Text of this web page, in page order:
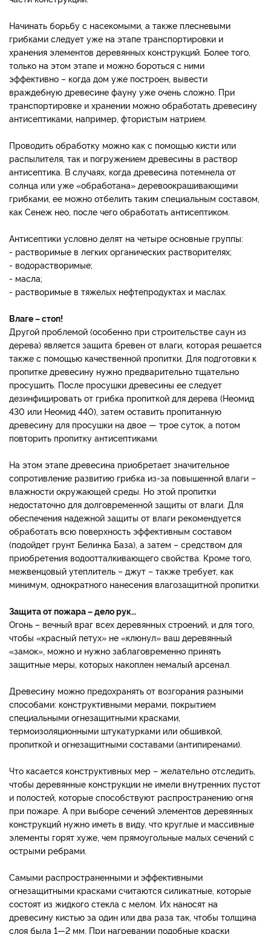
Начинать борьбу с насекомыми, а также плесневыми
грибками следует уже на этапе транспортировки и
хранения элементов деревянных конструкций. Более того,
только на этом этапе и можно бороться с ними
эффективно – когда дом уже построен, вывести
враждебную древесине фауну уже очень сложно. При
транспортировке и хранении можно обработать древесину
антисептиками, например, фтористым натрием.
Проводить обработку можно как с помощью кисти или
распылителя, так и погружением древесины в раствор
антисептика. В случаях, когда древесина потемнела от
солнца или уже «обработана» деревоокрашивающими
грибками, ее можно отбелить таким специальным составом,
как Сенеж нео, после чего обработать антисептиком.
Антисептики условно делят на четыре основные группы:
- растворимые в легких органических растворителях;
- водорастворимые;
- масла;
- растворимые в тяжелых нефтепродуктах и маслах.
Влаге – стоп!
Другой проблемой (особенно при строительстве саун из
дерева) является защита бревен от влаги, которая решается
также с помощью качественной пропитки. Для подготовки к
пропитке древесину нужно предварительно тщательно
просушить. После просушки древесины ее следует
дезинфицировать от грибка пропиткой для дерева (Неомид
430 или Неомид 440), затем оставить пропитанную
древесину для просушки на двое — трое суток, а потом
повторить пропитку антисептиками.
На этом этапе древесина приобретает значительное
сопротивление развитию грибка из-за повышенной влаги –
влажности окружающей среды. Но этой пропитки
недостаточно для долговременной защиты от влаги. Для
обеспечения надежной защиты от влаги рекомендуется
обработать всю поверхность эффективным составом
(подойдет грунт Белинка База), а затем – средством для
приобретения водоотталкивающего свойства. Кроме того,
межвенцовый утеплитель – джут – также требует, как
минимум, однократного нанесения влагозащитной пропитки.
Защита от пожара – дело рук…
Огонь – вечный враг всех деревянных строений, и для того,
чтобы «красный петух» не «клюнул» ваш деревянный
«замок», можно и нужно заблаговременно принять
защитные меры, которых накоплен немалый арсенал.
Древесину можно предохранять от возгорания разными
способами: конструктивными мерами, покрытием
специальными огнезащитными красками,
термоизоляционными штукатурками или обшивкой,
пропиткой и огнезащитными составами (антипиренами).
Что касается конструктивных мер – желательно отследить,
чтобы деревянные конструкции не имели внутренних пустот
и полостей, которые способствуют распространению огня
при пожаре. А при выборе сечений элементов деревянных
конструкций нужно иметь в виду, что круглые и массивные
элементы горят хуже, чем прямоугольные малых сечений с
острыми ребрами.
Самыми распространенными и эффективными
огнезащитными красками считаются силикатные, которые
состоят из жидкого стекла с мелом. Их наносят на
древесину кистью за один или два раза так, чтобы толщина
слоя была 1—2 мм. При нагревании подобные краски